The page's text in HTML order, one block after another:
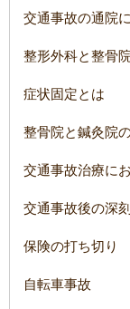
交通事故の通院
整形外科と整骨
症状固定とは
整骨院と鍼灸院
交通事故治療に
交通事故後の深
保険の打ち切り
自転車事故